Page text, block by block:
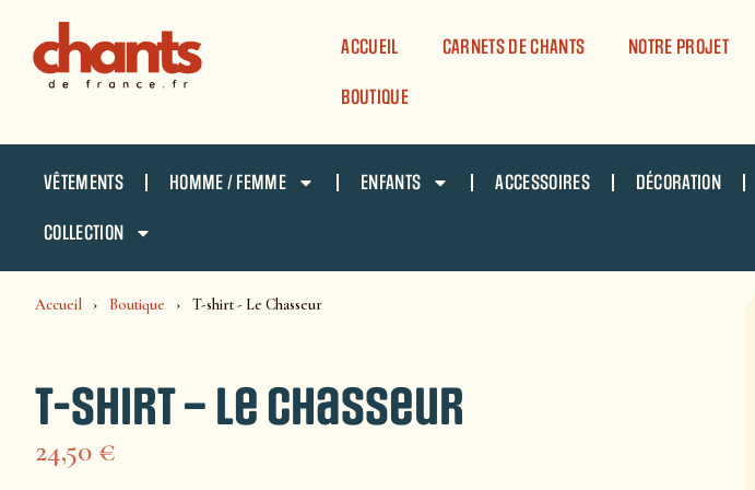
ACCUEIL
CARNETS DE CHANTS NOTRE PROJET
BOUTIQUE
VÊTEMENTS HOMME / FEMME ENFANTS ACCESSOIRES DÉCORATION
COLLECTION
Accueil Boutique T-shirt - Le Chasseur
T-shirt – Le Chasseur
24,50 €